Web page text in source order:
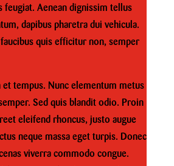
feugiat. Aenean dignissim tellus
dapibus pharetra dui vehicula.
quis efficitur non, semper
et tempus. Nunc elementum metus
Sed quis blandit odio. Proin
eleifend rhoncus, justo augue
neque massa eget turpis. Donec
viverra commodo congue.